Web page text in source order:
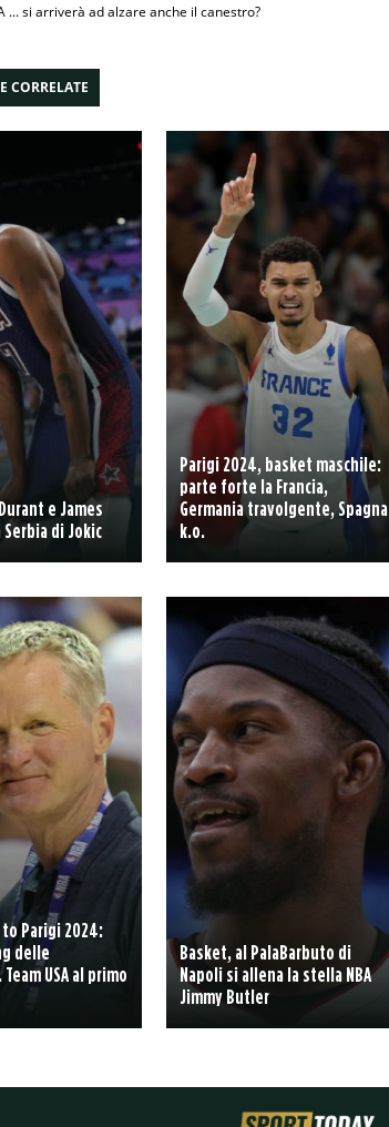
... si arriverà ad alzare anche il canestro?
CORRELATE
e James
di Jokic
Parigi 2024, basket maschile:
parte forte la Francia,
Germania travolgente, Spagna
k.o.
Parigi 2024:
delle
USA al primo
Basket, al PalaBarbuto di
Napoli si allena la stella NBA
Jimmy Butler